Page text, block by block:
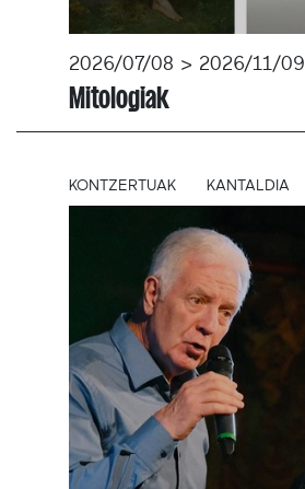
2026/07/08 > 2026/11/09
Mitologiak
KONTZERTUAK KANTALDIA